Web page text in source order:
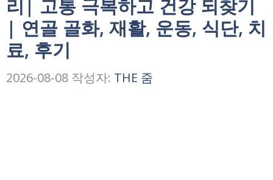
리| 고통 극복하고 건강 되찾기
| 연골 골화, 재활, 운동, 식단, 치
료, 후기
2026-08-08 작성자: THE 줌